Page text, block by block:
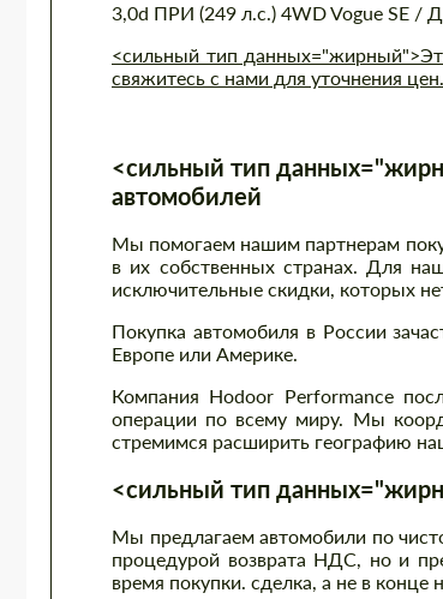
3,0d ПРИ (249 л.с.) 4WD Vogue SE /
<сильный тип
свяжитесь с нами для уточнения цен.
<сильный тип
автомобилей
Мы помогаем нашим партнерам
в их собственных странах. Для
исключительные скидки, которых
Покупка автомобиля в России
Европе или Америке.
Компания Hodoor Performance
операции по всему миру. Мы
стремимся расширить географию
<сильный тип
Мы предлагаем автомобили по
процедурой возврата НДС, но и
время покупки. сделка, а не в конце